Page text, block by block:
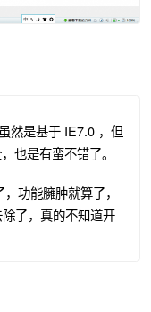
然是基于 IE7.0 ，但
也是有蛮不错了。
功能臃肿就算了，
了，真的不知道开